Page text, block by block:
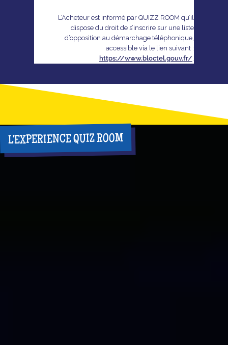
L’Acheteur est informé par QUIZZ ROOM qu’il
dispose du droit de s’inscrire sur une liste
d’opposition au démarchage téléphonique,
accessible via le lien suivant :
https://www.bloctel.gouv.fr/
L'EXPERIENCE QUIZ ROOM